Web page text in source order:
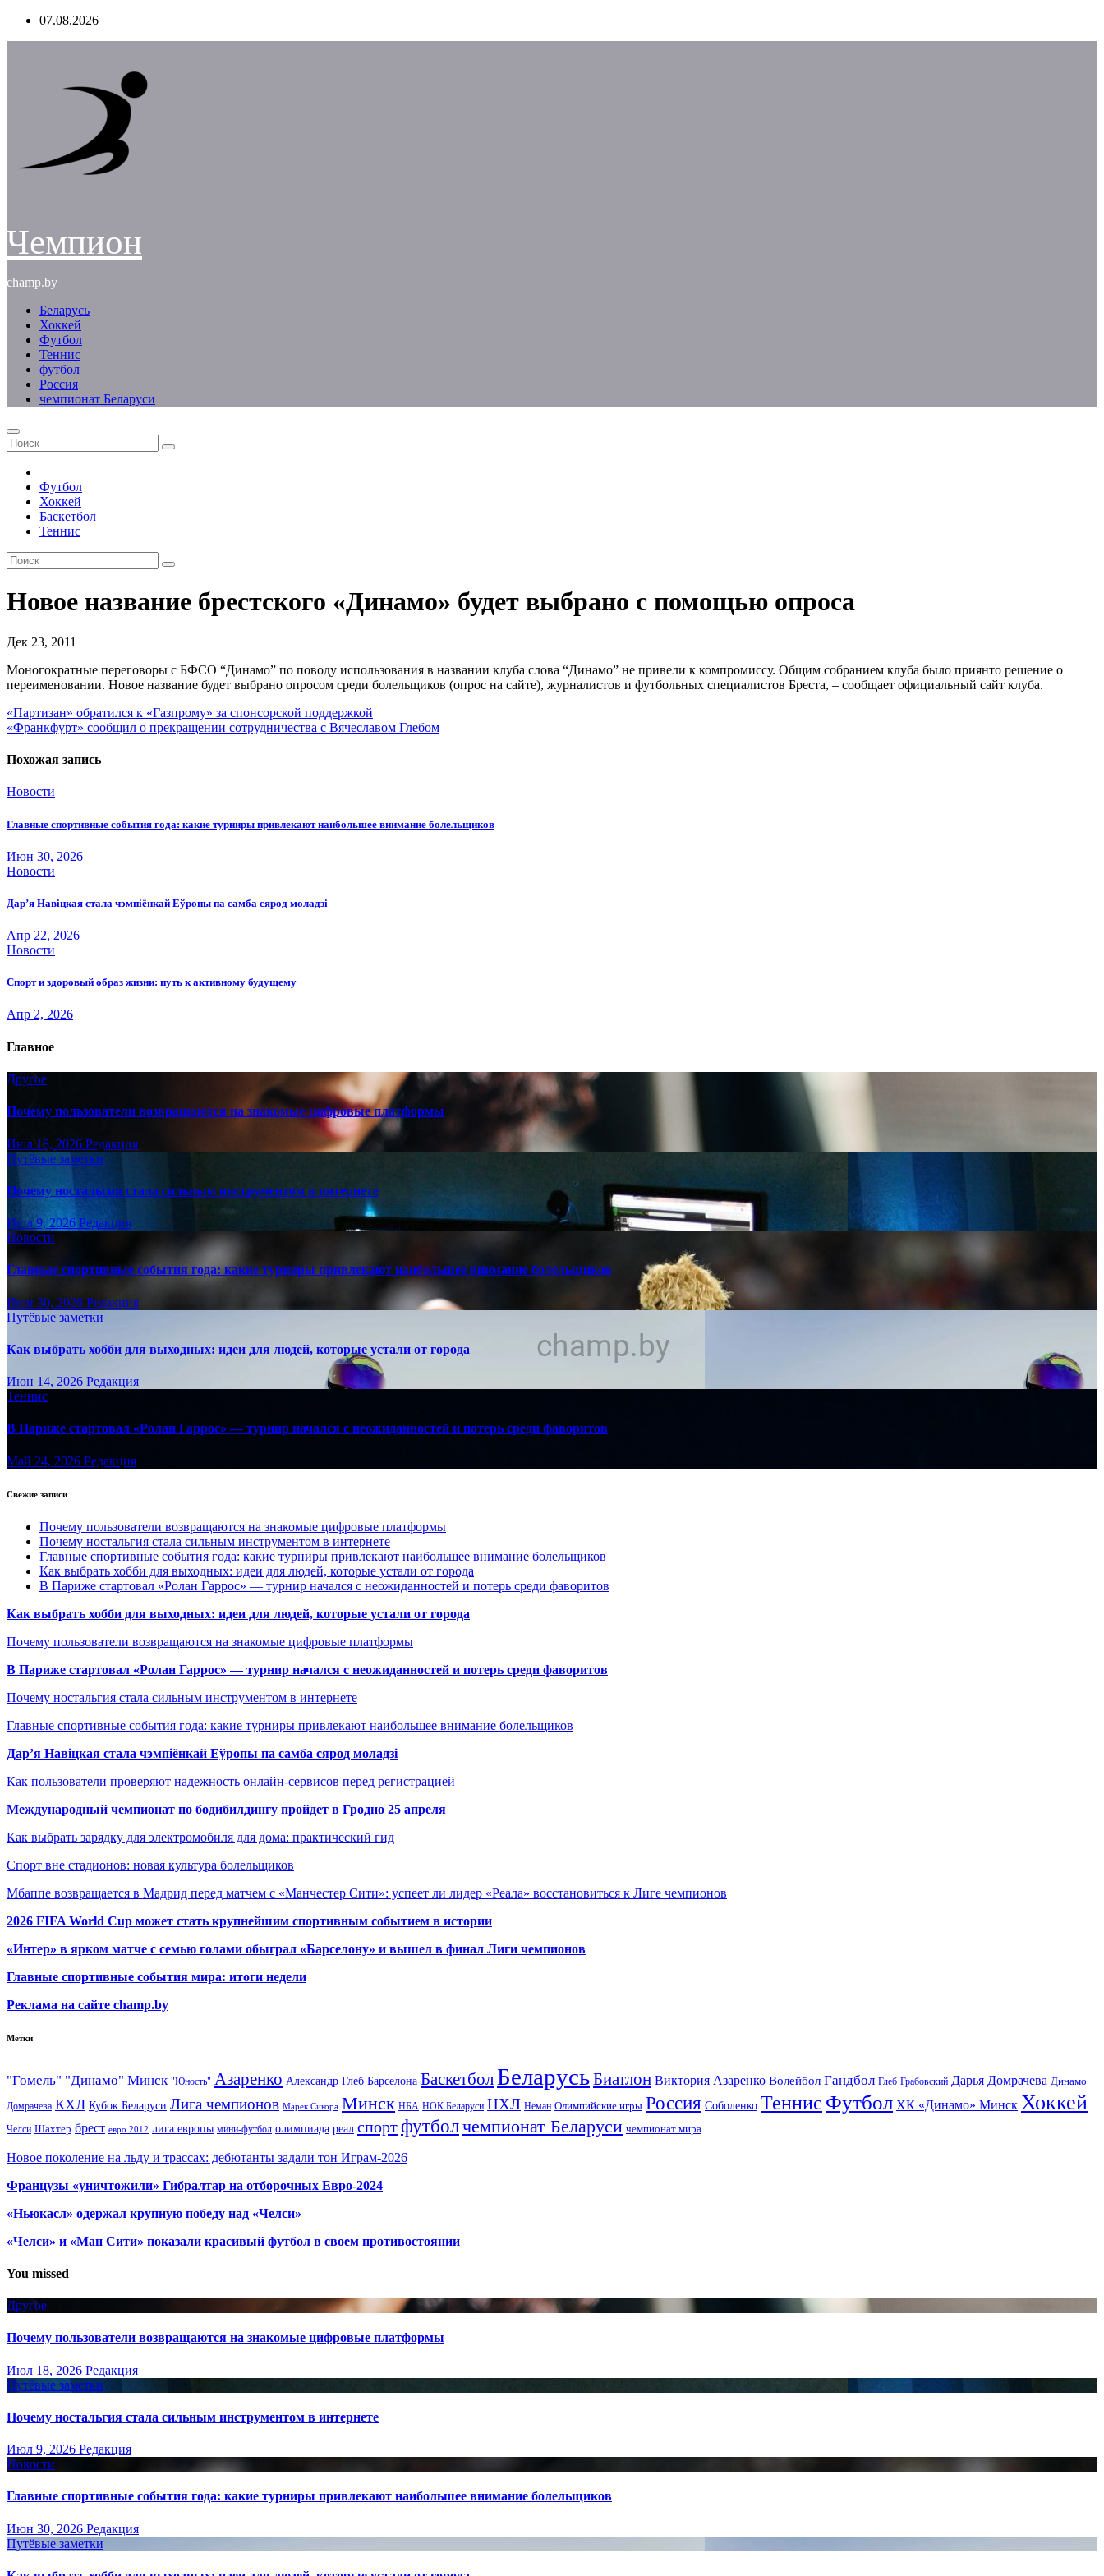
Перейти07.08.2026
Чемпион
champ.by
Беларусь
Хоккей
Футбол
Теннис
футбол
Россия
чемпионат Беларуси
Футбол
Хоккей
Баскетбол
Теннис
Новое название брестского «Динамо» будет выбрано с помощью опроса
Дек 23, 2011
Моногократные переговоры с БФСО “Динамо” по поводу использования в названии клуба слова “Динамо” не привели к компромиссу. Общим собранием клуба было приянто решение о
переименовании. Новое название будет выбрано опросом среди болельщиков (опрос на сайте), журналистов и футбольных специалистов Бреста, – сообщает официальный сайт клуба.
Навигация
по
записям
«Партизан» обратился к «Газпрому» за спонсорской поддержкой
«Франкфурт» сообщил о прекращении сотрудничества c Вячеславом Глебом
Похожая запись
Новости
Главные спортивные события года: какие турниры привлекают наибольшее внимание болельщиков
Июн 30, 2026
Новости
Дар’я Навіцкая стала чэмпіёнкай Еўропы па самба сярод моладзі
Апр 22, 2026
Новости
Спорт и здоровый образ жизни: путь к активному будущему
Апр 2, 2026
Главное
Другое
Почему пользователи возвращаются на знакомые цифровые платформы
Июл 18, 2026 Редакция
Путёвые заметки
Почему ностальгия стала сильным инструментом в интернете
Июл 9, 2026 Редакция
Новости
Главные спортивные события года: какие турниры привлекают наибольшее внимание болельщиков
Июн 30, 2026 Редакция
Путёвые заметки
Как выбрать хобби для выходных: идеи для людей, которые устали от города
Июн 14, 2026 Редакция
Теннис
В Париже стартовал «Ролан Гаррос» — турнир начался с неожиданностей и потерь среди фаворитов
Май 24, 2026 Редакция
Свежие записи
Почему пользователи возвращаются на знакомые цифровые платформы
Почему ностальгия стала сильным инструментом в интернете
Главные спортивные события года: какие турниры привлекают наибольшее внимание болельщиков
Как выбрать хобби для выходных: идеи для людей, которые устали от города
В Париже стартовал «Ролан Гаррос» — турнир начался с неожиданностей и потерь среди фаворитов
Как выбрать хобби для выходных: идеи для людей, которые устали от города
Почему пользователи возвращаются на знакомые цифровые платформы
В Париже стартовал «Ролан Гаррос» — турнир начался с неожиданностей и потерь среди фаворитов
Почему ностальгия стала сильным инструментом в интернете
Главные спортивные события года: какие турниры привлекают наибольшее внимание болельщиков
Дар’я Навіцкая стала чэмпіёнкай Еўропы па самба сярод моладзі
Как пользователи проверяют надежность онлайн-сервисов перед регистрацией
Международный чемпионат по бодибилдингу пройдет в Гродно 25 апреля
Как выбрать зарядку для электромобиля для дома: практический гид
Спорт вне стадионов: новая культура болельщиков
Мбаппе возвращается в Мадрид перед матчем с «Манчестер Сити»: успеет ли лидер «Реала» восстановиться к Лиге чемпионов
2026 FIFA World Cup может стать крупнейшим спортивным событием в истории
«Интер» в ярком матче с семью голами обыграл «Барселону» и вышел в финал Лиги чемпионов
Главные спортивные события мира: итоги недели
Реклама на сайте champ.by
Метки
"Гомель" "Динамо" Минск "Юность" Азаренко Александр Глеб Барселона Баскетбол БеларусьБиатлон Виктория Азаренко Волейбол Гандбол Глеб Грабовский Дарья Домрачева Динамо
Домрачева КХЛ Кубок Беларуси Лига чемпионов Марек Сикора Минск НБА НОК Беларуси НХЛ Неман Олимпийские игры Россия Соболенко Теннис Футбол ХК «Динамо» Минск Хоккей
Челси Шахтер брест евро 2012 лига европы мини-футбол олимпиада реал спортфутболчемпионат Беларуси чемпионат мира
Новое поколение на льду и трассах: дебютанты задали тон Играм-2026
Французы «уничтожили» Гибралтар на отборочных Евро-2024
«Ньюкасл» одержал крупную победу над «Челси»
«Челси» и «Ман Сити» показали красивый футбол в своем противостоянии
You missed
Другое
Почему пользователи возвращаются на знакомые цифровые платформы
Июл 18, 2026 Редакция
Путёвые заметки
Почему ностальгия стала сильным инструментом в интернете
Июл 9, 2026 Редакция
Новости
Главные спортивные события года: какие турниры привлекают наибольшее внимание болельщиков
Июн 30, 2026 Редакция
Путёвые заметки